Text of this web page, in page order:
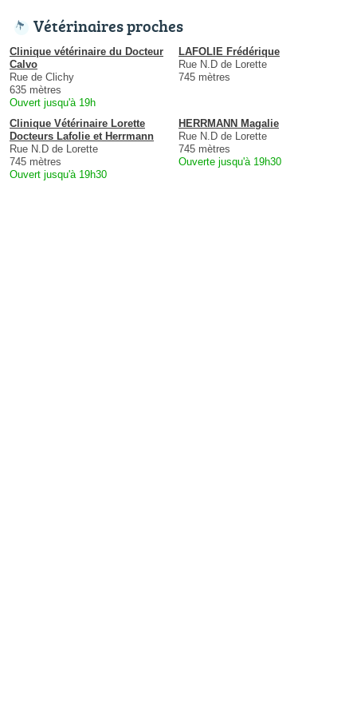
Vétérinaires proches
Clinique vétérinaire du Docteur
Calvo
Rue de Clichy
635 mètres
Ouvert jusqu'à 19h
LAFOLIE Frédérique
Rue N.D de Lorette
745 mètres
Clinique Vétérinaire Lorette
Docteurs Lafolie et Herrmann
Rue N.D de Lorette
745 mètres
Ouvert jusqu'à 19h30
HERRMANN Magalie
Rue N.D de Lorette
745 mètres
Ouverte jusqu'à 19h30